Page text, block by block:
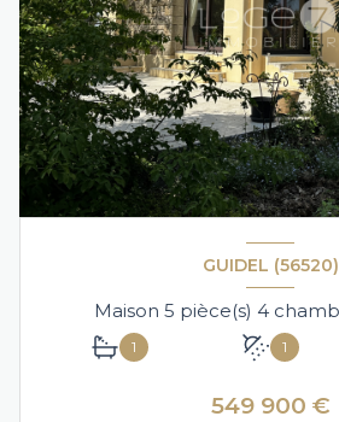
GUIDEL (56520)
1 1
549 900 €